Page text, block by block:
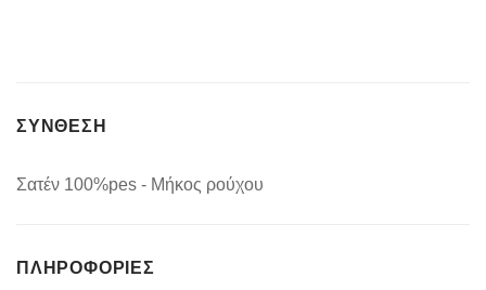
ΣΥΝΘΕΣΗ
Σατέν 100%pes - Μήκος ρούχου
ΠΛΗΡΟΦΟΡΊΕΣ